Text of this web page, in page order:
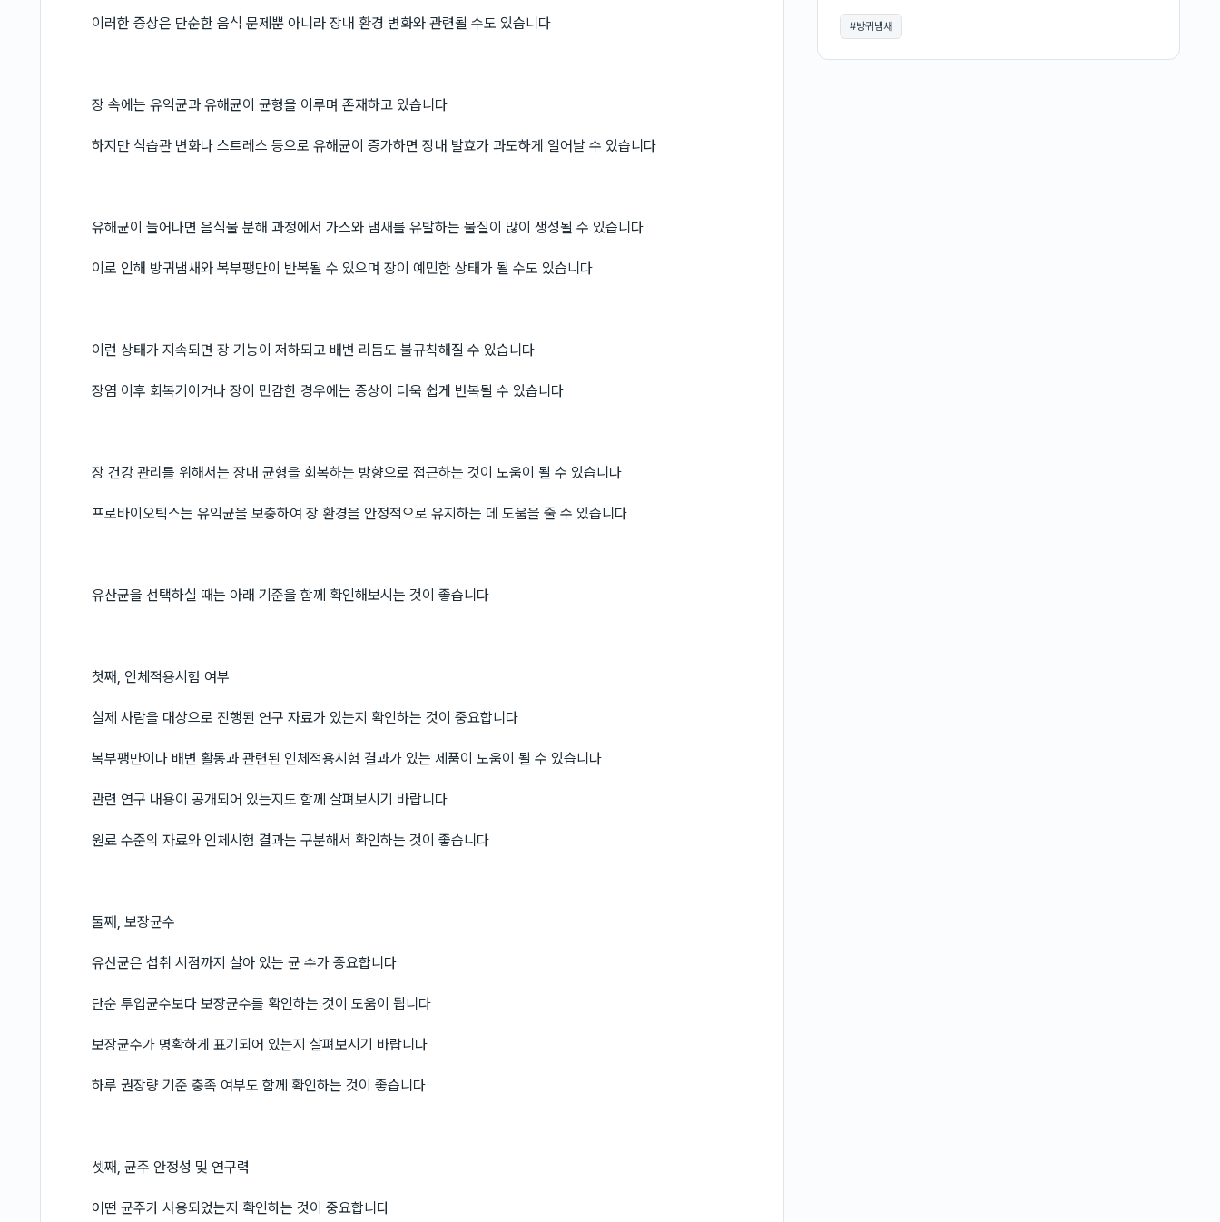
이러한 증상은 단순한 음식 문제뿐 아니라 장내 환경 변화와 관련될 수도 있습니다
장 속에는 유익균과 유해균이 균형을 이루며 존재하고 있습니다
하지만 식습관 변화나 스트레스 등으로 유해균이 증가하면 장내 발효가 과도하게 일어날 수 있습니다
유해균이 늘어나면 음식물 분해 과정에서 가스와 냄새를 유발하는 물질이 많이 생성될 수 있습니다
이로 인해 방귀냄새와 복부팽만이 반복될 수 있으며 장이 예민한 상태가 될 수도 있습니다
이런 상태가 지속되면 장 기능이 저하되고 배변 리듬도 불규칙해질 수 있습니다
장염 이후 회복기이거나 장이 민감한 경우에는 증상이 더욱 쉽게 반복될 수 있습니다
장 건강 관리를 위해서는 장내 균형을 회복하는 방향으로 접근하는 것이 도움이 될 수 있습니다
프로바이오틱스는 유익균을 보충하여 장 환경을 안정적으로 유지하는 데 도움을 줄 수 있습니다
유산균을 선택하실 때는 아래 기준을 함께 확인해보시는 것이 좋습니다
첫째, 인체적용시험 여부
실제 사람을 대상으로 진행된 연구 자료가 있는지 확인하는 것이 중요합니다
복부팽만이나 배변 활동과 관련된 인체적용시험 결과가 있는 제품이 도움이 될 수 있습니다
관련 연구 내용이 공개되어 있는지도 함께 살펴보시기 바랍니다
원료 수준의 자료와 인체시험 결과는 구분해서 확인하는 것이 좋습니다
둘째, 보장균수
유산균은 섭취 시점까지 살아 있는 균 수가 중요합니다
단순 투입균수보다 보장균수를 확인하는 것이 도움이 됩니다
보장균수가 명확하게 표기되어 있는지 살펴보시기 바랍니다
하루 권장량 기준 충족 여부도 함께 확인하는 것이 좋습니다
셋째, 균주 안정성 및 연구력
어떤 균주가 사용되었는지 확인하는 것이 중요합니다
#방귀냄새